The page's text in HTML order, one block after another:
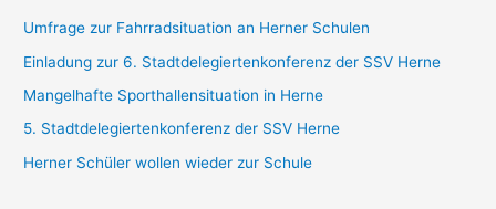
e
c
h
Umfrage zur Fahrradsituation an Herner Schulen
Einladung zur 6. Stadtdelegiertenkonferenz der SSV Herne
Mangelhafte Sporthallensituation in Herne
5. Stadtdelegiertenkonferenz der SSV Herne
Herner Schüler wollen wieder zur Schule ​